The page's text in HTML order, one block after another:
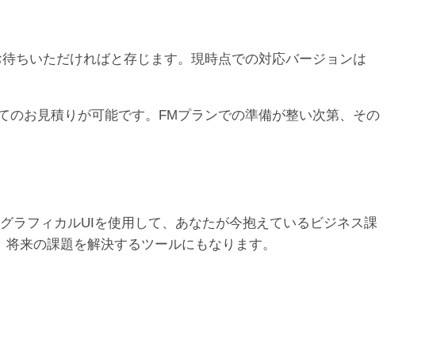
ちいただければと存じます。現時点での対応バージョンは
のお見積りが可能です。FMプランでの準備が整い次第、その
ラフィカルUIを使用して、あなたが今抱えているビジネス課
来の課題を解決するツールにもなります。